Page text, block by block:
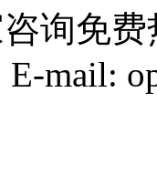
询免费
mail: